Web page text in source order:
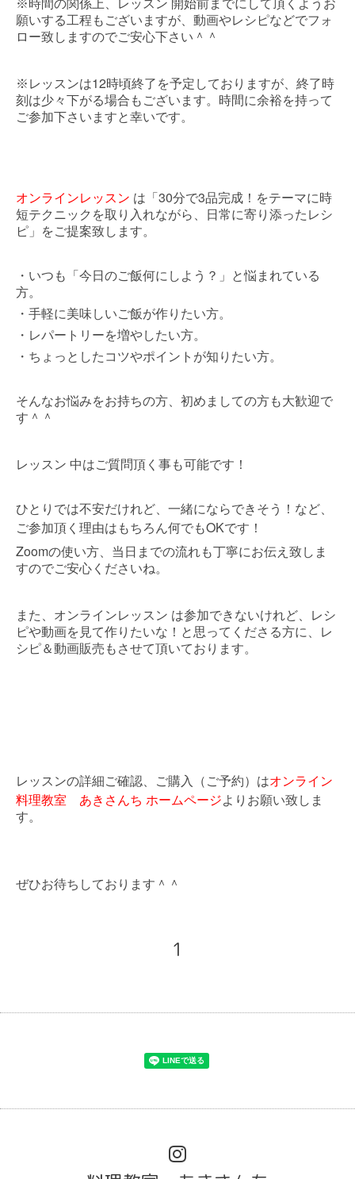
※時間の関係上、レッスン 開始前までにして頂くようお
願いする工程もございますが、動画やレシピなどでフォ
ロー致しますのでご安心下さい＾＾
※ レッスンは12時頃終了を予定しておりますが、終了時
刻は少々下がる場合もございます。時間に余裕を持って
ご参加下さいますと幸いです。
オンラインレッスン は「 30分で3品完成！をテーマに時
短テクニックを取り入れながら、日常に寄り添ったレシ
ピ」をご提案致します。
・いつも「今日のご飯何にしよう？」と悩まれている
方。
・手軽に美味しいご飯が作りたい方。
・レパートリーを増やしたい方。
・ちょっとしたコツやポイントが知りたい方。
そんなお悩みをお持ちの方、初めましての方も大歓迎で
す＾＾
レッスン 中はご質問頂く事も可能です！
ひとりでは不安だけれど、一緒にならできそう！など、
ご参加頂く理由はもちろん何でもOKです！
Zoomの使い方、当日までの流れも丁寧にお伝え致しま
すのでご安心くださいね。
また、オンラインレッスン は参加できないけれど、レシ
ピや動画を見て作りたいな！と思ってくださる方に、レ
シピ＆動画販売もさせて頂いております。
レッスンの詳細ご確認、ご購入（ご予約）はオンライン
料理教室 あきさんち ホームページよりお願い致しま
す。
ぜひお待ちしております＾＾
1